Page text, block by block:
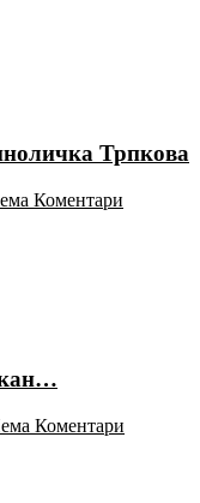
Трпкова
Коментари
Коментари